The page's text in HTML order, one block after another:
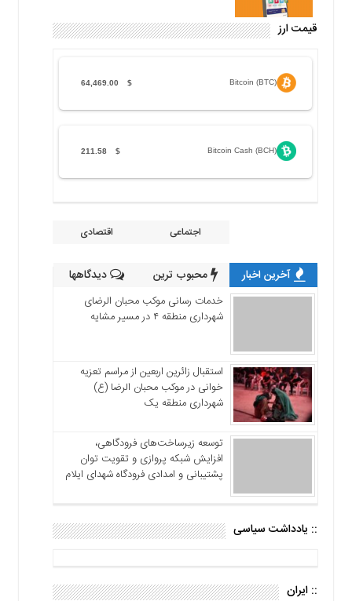
قیمت ارز
Bitcoin (BTC)
$
64,469.00
Bitcoin Cash (BCH)
$
211.58
اجتماعی اقتصادی
آخرین اخبار محبوب ترین دیدگاهها
خدمات رسانی موکب محبان الرضای
شهرداری منطقه ۴ در مسیر مشایه
استقبال زائرین اربعین از مراسم تعزیه
خوانی در موکب محبان الرضا (ع)
شهرداری منطقه یک
توسعه زیرساخت‌های فرودگاهی،
افزایش شبکه پروازی و تقویت توان
پشتیبانی و امدادی فرودگاه شهدای ایلام
:: یادداشت سیاسی
:: ایران